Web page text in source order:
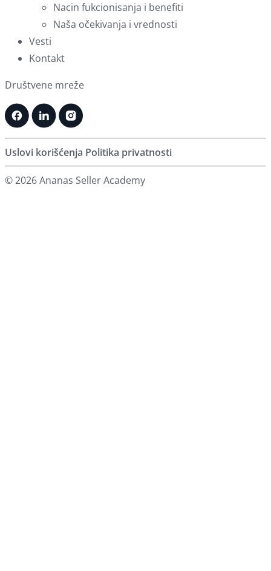
Nacin fukcionisanja i benefiti
Naša očekivanja i vrednosti
Vesti
Kontakt
Društvene mreže
Uslovi korišćenja Politika privatnosti
© 2026 Ananas Seller Academy